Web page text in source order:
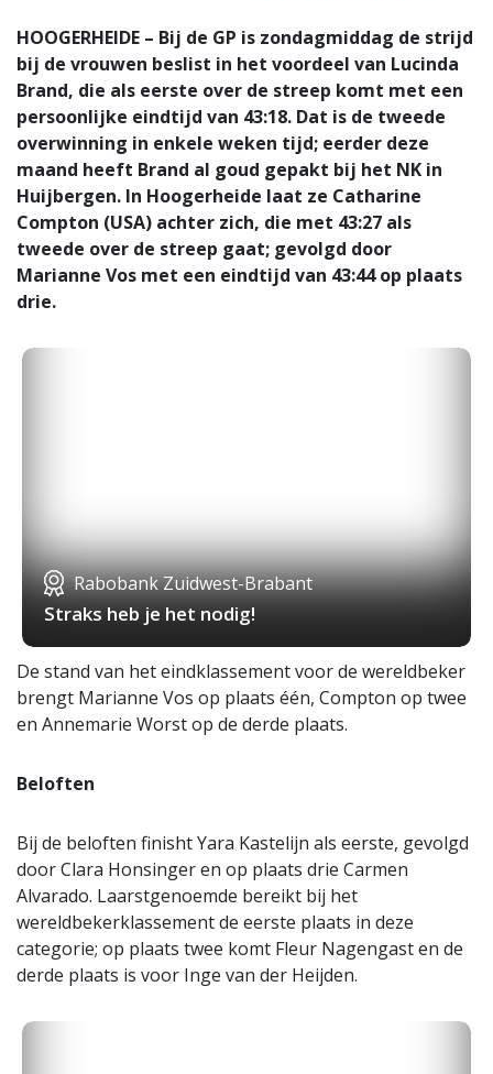
HOOGERHEIDE – Bij de GP is zondagmiddag de strijd
bij de vrouwen beslist in het voordeel van Lucinda
Brand, die als eerste over de streep komt met een
persoonlijke eindtijd van 43:18. Dat is de tweede
overwinning in enkele weken tijd; eerder deze
maand heeft Brand al goud gepakt bij het NK in
Huijbergen. In Hoogerheide laat ze Catharine
Compton (USA) achter zich, die met 43:27 als
tweede over de streep gaat; gevolgd door
Marianne Vos met een eindtijd van 43:44 op plaats
drie.
Rabobank Zuidwest-Brabant
Straks heb je het nodig!
De stand van het eindklassement voor de wereldbeker
brengt Marianne Vos op plaats één, Compton op twee
en Annemarie Worst op de derde plaats.
Beloften
Bij de beloften finisht Yara Kastelijn als eerste, gevolgd
door Clara Honsinger en op plaats drie Carmen
Alvarado. Laarstgenoemde bereikt bij het
wereldbekerklassement de eerste plaats in deze
categorie; op plaats twee komt Fleur Nagengast en de
derde plaats is voor Inge van der Heijden.